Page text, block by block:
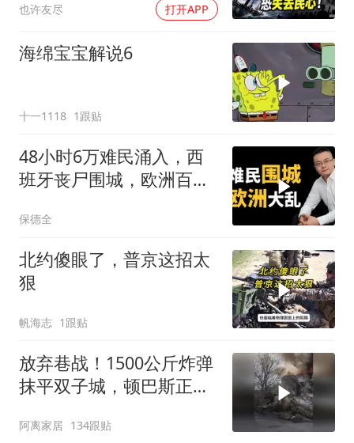
也许友尽 打开APP
海绵宝宝解说6
十一1118 1跟贴
48小时6万难民涌入，西
班牙丧尸围城，欧洲百年
保德全
北约傻眼了，普京这招太
狠
帆海志 1跟贴
放弃巷战！1500公斤炸弹
抹平双子城，顿巴斯正变
阿离家居 134跟贴